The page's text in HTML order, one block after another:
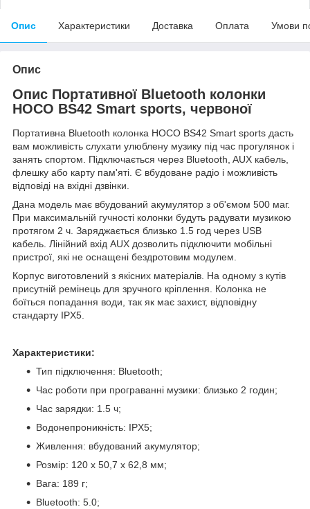
Опис Характеристики Доставка Оплата Умови
Опис
Опис Портативної Bluetooth колонки
HOCO BS42 Smart sports, червоної
Портативна Bluetooth колонка HOCO BS42 Smart sports дасть
вам можливість слухати улюблену музику під час прогулянок і
занять спортом. Підключається через Bluetooth, AUX кабель,
флешку або карту пам'яті. Є вбудоване радіо і можливість
відповіді на вхідні дзвінки.
Дана модель має вбудований акумулятор з об'ємом 500 маг.
При максимальній гучності колонки будуть радувати музикою
протягом 2 ч. Заряджається близько 1.5 год через USB
кабель. Лінійний вхід AUX дозволить підключити мобільні
пристрої, які не оснащені бездротовим модулем.
Корпус виготовлений з якісних матеріалів. На одному з кутів
присутній ремінець для зручного кріплення. Колонка не
боїться попадання води, так як має захист, відповідну
стандарту IPX5.
Характеристики:
Тип підключення: Bluetooth;
Час роботи при програванні музики: близько 2 годин;
Час зарядки: 1.5 ч;
Водонепроникність: IPX5;
Живлення: вбудований акумулятор;
Розмір: 120 х 50,7 х 62,8 мм;
Вага: 189 г;
Bluetooth: 5.0;